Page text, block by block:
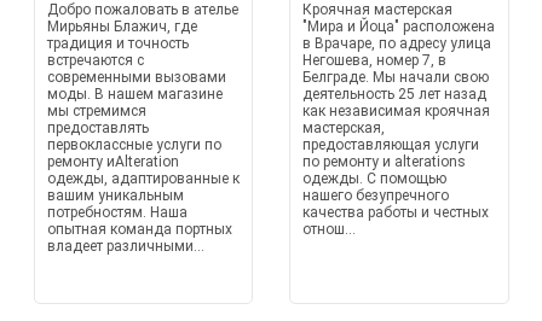
Добро пожаловать в ателье
Мирьяны Блажич, где
традиция и точность
встречаются с
современными вызовами
моды. В нашем магазине
мы стремимся
предоставлять
первоклассные услуги по
ремонту иAlteration
одежды, адаптированные к
вашим уникальным
потребностям. Наша
опытная команда портных
владеет различными...
Кроячная мастерская
"Мира и Йоца" расположена
в Врачаре, по адресу улица
Негошева, номер 7, в
Белграде. Мы начали свою
деятельность 25 лет назад
как независимая кроячная
мастерская,
предоставляющая услуги
по ремонту и alterations
одежды. С помощью
нашего безупречного
качества работы и честных
отнош...